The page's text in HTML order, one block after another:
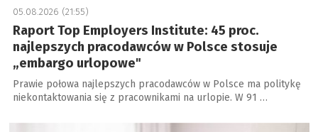
05.08.2026 (21:55)
Raport Top Employers Institute: 45 proc.
najlepszych pracodawców w Polsce stosuje
„embargo urlopowe"
Prawie połowa najlepszych pracodawców w Polsce ma politykę
niekontaktowania się z pracownikami na urlopie. W 91 …